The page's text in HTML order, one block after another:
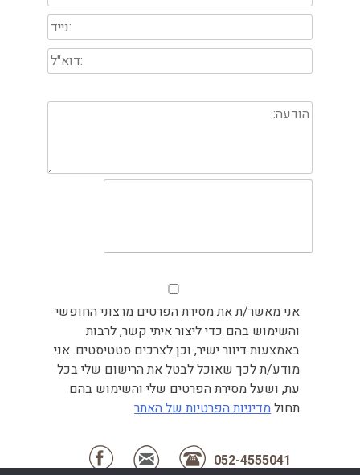
אני מאשר/ת את מסירת הפרטים מרצוני החופשי
והשימוש בהם כדי ליצור איתי קשר, לרבות
באמצעות דיוור ישיר, וכן לצרכים סטטיסטים. אני
מודע/ת לכך שאוכל לבטל את הרישום שלי בכל
עת, ושעל מסירת הפרטים שלי והשימוש בהם
תחולמדיניות הפרטיות של האתר
052-4555041